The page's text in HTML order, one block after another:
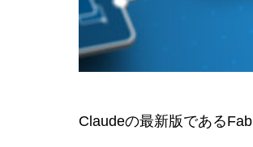
Claudeの最新版である